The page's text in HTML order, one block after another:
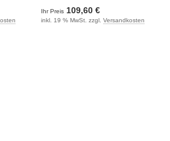
Ihr Preis 109,60 €
inkl. 19 % MwSt. zzgl. Versandkosten